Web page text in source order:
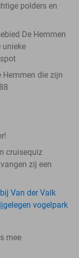
polders en
De Hemmen
unieke
Hemmen die zijn
cruisequiz
zij een
Van der Valk
vogelpark
mee